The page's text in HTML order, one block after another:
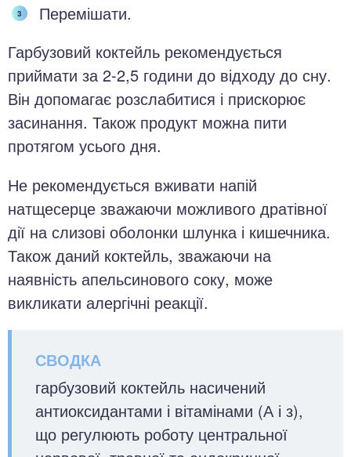
Перемішати.
Гарбузовий коктейль рекомендується
приймати за 2-2,5 години до відходу до сну.
Він допомагає розслабитися і прискорює
засинання. Також продукт можна пити
протягом усього дня.
Не рекомендується вживати напій
натщесерце зважаючи можливого дратівної
дії на слизові оболонки шлунка і кишечника.
Також даний коктейль, зважаючи на
наявність апельсинового соку, може
викликати алергічні реакції.
гарбузовий коктейль насичений
антиоксидантами і вітамінами (А і з),
що регулюють роботу центральної